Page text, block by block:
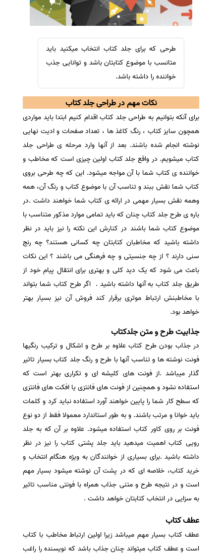
ترجمه عربی به فارسی
مشاهده همه زبان ها
سفارش ویرایش
سفارش پارافریز
سفارش فرمت‌بندی
سفارش کاهش کمیت
سفارش معرفی مجله
سفارش معرفی مقاله
سفارش معرفی کتاب
سفارش چکیده مبسوط
سفارش ترجمه مولتی‌مدیا
سفارش گویندگی
سفارش تولید محتوا
سفارش ترجمه همزمان
سفارش چکیده گرافیکی
سفارش تهیه کاورلتر
سفارش انگیزه‌نامه‌SOP
طرحی که برای جلد کتاب انتخاب میکنید باید
متانسب با موضوع کتابتان باشد و توانایی جذب
خواننده را داشته باشد.
نکات مهم در طراحی جلد کتاب
برای آنکه بتوانیم به طراحی جلد کتاب اقدام کنیم ابتدا باید مواردی
همچون سایز کتاب ، رنگ کاغذ ها ، تعداد صفحات و ادیت نهایی
نوشته انجام شده باشند. بعد از آنها وارد مرحله ی طراحی جلد
کتاب میشویم. در واقع جلد کتاب اولین چیزی است که مخاطب و
خواننده ی کتاب شما با آن مواجه میشود. این که چه طرحی بروی
کتاب شما نقش ببند و تناسب آن با موضوع کتاب و رنگ آن، همه
وهمه نقش بسیار مهمی در ارائه ی کتاب شما خواهند داشت .در
باره ی طرح جلد کتاب چنان که باید تمامی موارد مذکور متناسب با
موضوع کتاب شما باشند در کنارش این نکته را نیز باید در نظر
داشته باشید که مخاطبان کتابتان چه کسانی هستند؟ چه رنج
سنی دارند ؟ از چه جنسیتی و چه فرهنگی می باشند ؟ این نکات
باعث می شود که یک دید کلی و بهتری برای انتقال پیام خود از
طریق جلد کتاب به آنها داشته باشید . اگر طرح کتاب شما بتواند
با مخاطبنش ارتباط موثری برقرار کند فروش آن نیز بسیار بهتر
خواهد بود.
جذابیت طرح و متن جلدکتاب
در جذاب بودن طرح کتاب علاوه بر طرح و اشکال و ترکیب رنگیها
فونت نوشته ها و تناسب آنها با طرح و رنگ جلد کتاب بسیار تاثیر
گذار میباشد .از فونت های کلیشه ای و تکراری بهتر است که
استفاده نشود و همچنین از فونت های فانتزی یا افکت های فانتزی
که سطح کار شما را پایین خواهند آورد استفاده نباید کرد و کلمات
باید خوانا و مرتب باشند. و به طور استاندارد معمولا فقط از دو نوع
فونت بر روی کاور کتاب استفاده میشود. علاوه بر آن که به جلد
رویی کتاب اهمیت میدهید باید جلد پشتی کتاب را نیز در نظر
داشته باشید .برای بسیاری از خوانندگان به ویژه هنگام انتخاب و
خرید کتاب، خلاصه ای که در پشت آن نوشته میشود بسیار مهم
است و در نتیجه طرح و متنی جذاب همراه با فونتی مناسب تاثیر
به سزایی در انتخاب کتابتان خواهد داشت .
عطف کتاب
عطف کتاب بسیار مهم میباشد زیرا اولین ارتباط مخاطب با کتاب
است و عطف کتاب میتواند چنان جذاب باشد که نویسنده را راغب